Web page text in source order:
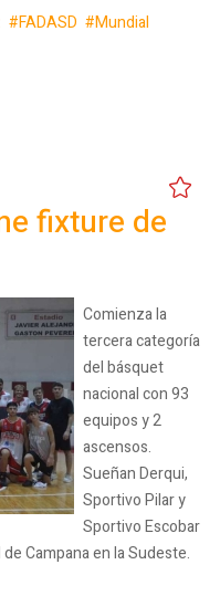
FADASD
Mundial
fixture de
Comienza la
tercera categoría
del básquet
nacional con 93
equipos y 2
ascensos.
Sueñan Derqui,
Sportivo Pilar y
Sportivo Escobar
Campana en la Sudeste.